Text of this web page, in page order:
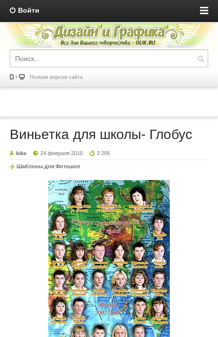
Войти
Полная версия сайта
Виньетка для школы- Глобус
kika 24 февраля 2010 3 206
Шаблоны для Фотошоп